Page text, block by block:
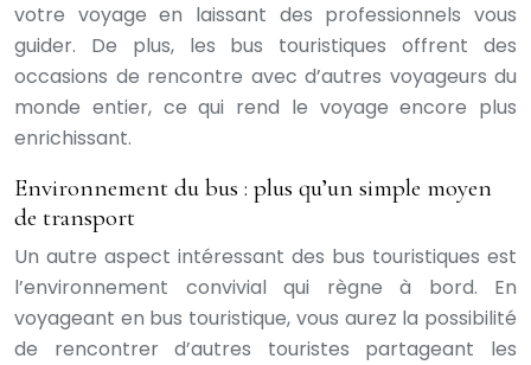
votre voyage en laissant des professionnels vous
guider. De plus, les bus touristiques offrent des
occasions de rencontre avec d’autres voyageurs du
monde entier, ce qui rend le voyage encore plus
enrichissant.
Environnement du bus : plus qu’un simple moyen
de transport
Un autre aspect intéressant des bus touristiques est
l’environnement convivial qui règne à bord. En
voyageant en bus touristique, vous aurez la possibilité
de rencontrer d’autres touristes partageant les